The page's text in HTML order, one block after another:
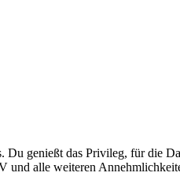
genießt das Privileg, für die
alle weiteren